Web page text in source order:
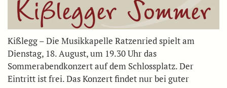
Kißlegg – Die Musikkapelle Ratzenried spielt am
Dienstag, 18. August, um 19.30 Uhr das
Sommerabendkonzert auf dem Schlossplatz. Der
Eintritt ist frei. Das Konzert findet nur bei guter